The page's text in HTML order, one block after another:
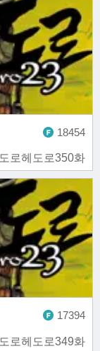
도로헤도로350화
18454
도로헤도로349화
17394